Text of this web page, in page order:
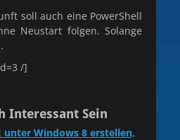
soll auch eine PowerShell
Neustart folgen. Solange
/]
Interessant Sein
unter Windows 8 erstellen,